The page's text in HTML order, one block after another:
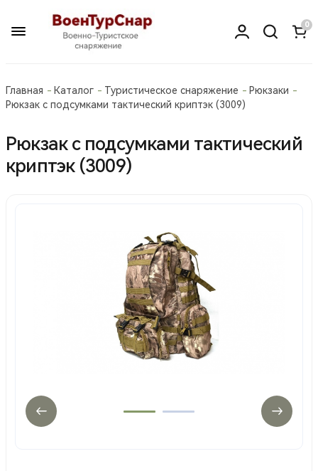
0
Главная Каталог Туристическое снаряжение
Рюкзаки
Рюкзак с подсумками тактический криптэк (3009)
Рюкзак с подсумками тактический
криптэк (3009)